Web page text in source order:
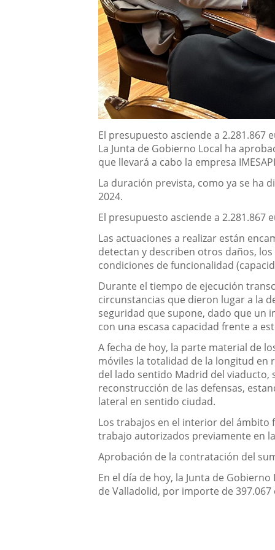
Descripción
El presupuesto asciende a2.281.867
La Junta de Gobierno Local ha
que llevará a cabo la empresa
La duración prevista, como ya se ha
2024.
El presupuesto asciende a2.281.867
Las actuaciones a realizar están
detectan y describen otros daños,
condiciones de funcionalidad
Durante el tiempo de ejecución
circunstancias que dieron lugar a la
seguridad que supone, dado que un
con una escasa capacidad frente a
A fecha de hoy, la parte material de
móviles la totalidad de la longitud en
del lado sentido Madrid del viaducto,
reconstrucción de las defensas,
lateral en sentido ciudad.
Los trabajos en el interior del ámbito
trabajo autorizados previamente en
Aprobación de la contratación del
En el día de hoy, la Junta de Gobierno
de Valladolid, por importe de397.067